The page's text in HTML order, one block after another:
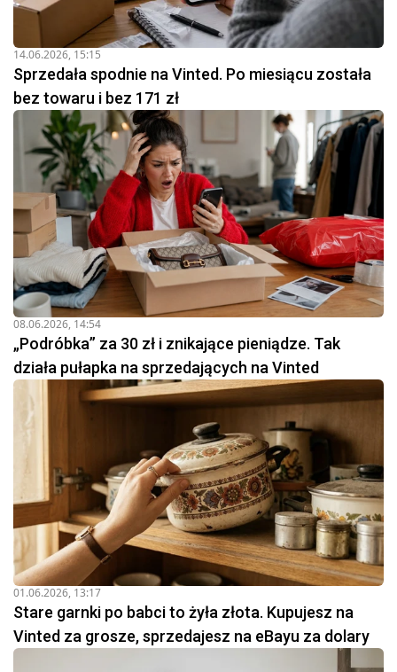
14.06.2026, 15:15
Sprzedała spodnie na Vinted. Po miesiącu została
bez towaru i bez 171 zł
08.06.2026, 14:54
„Podróbka” za 30 zł i znikające pieniądze. Tak
działa pułapka na sprzedających na Vinted
01.06.2026, 13:17
Stare garnki po babci to żyła złota. Kupujesz na
Vinted za grosze, sprzedajesz na eBayu za dolary